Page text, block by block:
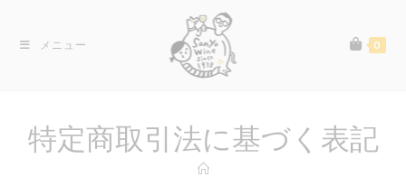
メニュー 0
特定商取引法に基づく表記